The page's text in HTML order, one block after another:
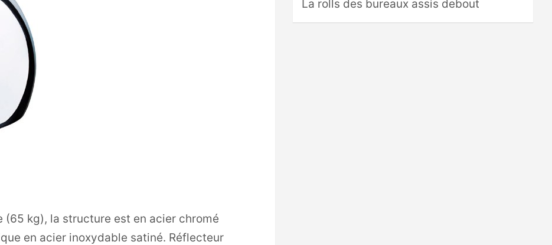
(65 kg), la structure est en acier chromé
en acier inoxydable satiné. Réflecteur
La rolls des bureaux assis debout